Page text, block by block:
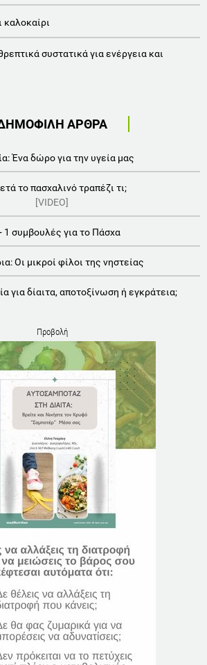
καλοκαίρι
συστατικά για ενέργεια και
ΑΡΘΡΑ
Ένα δώρο για την υγεία μας
το πασχαλινό τραπέζι τι;
[VIDEO]
1 συμβουλές για το Πάσχα
Οι μικροί φίλοι της νηστείας
για δίαιτα, αποτοξίνωση ή εγκράτεια;
Προβολή